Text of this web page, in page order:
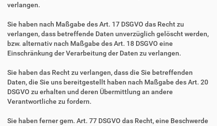
verlangen.
Sie haben nach Maßgabe des Art. 17 DSGVO das Recht zu
verlangen, dass betreffende Daten unverzüglich gelöscht werden,
bzw. alternativ nach Maßgabe des Art. 18 DSGVO eine
Einschränkung der Verarbeitung der Daten zu verlangen.
Sie haben das Recht zu verlangen, dass die Sie betreffenden
Daten, die Sie uns bereitgestellt haben nach Maßgabe des Art. 20
DSGVO zu erhalten und deren Übermittlung an andere
Verantwortliche zu fordern.
Sie haben ferner gem. Art. 77 DSGVO das Recht, eine Beschwerde